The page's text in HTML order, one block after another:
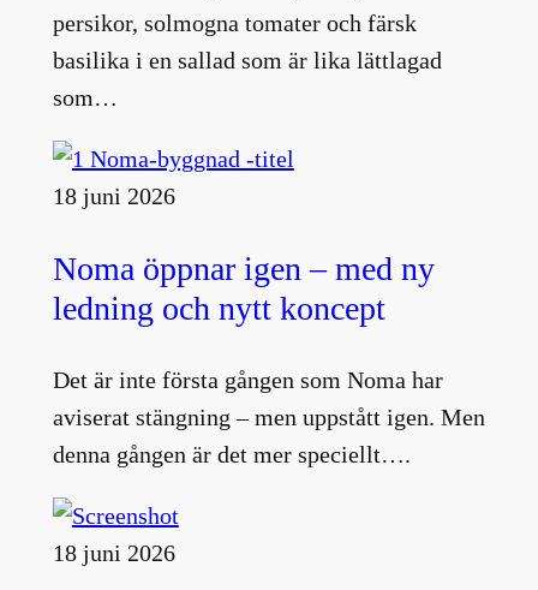
persikor, solmogna tomater och färsk
basilika i en sallad som är lika lättlagad
som…
18 juni 2026
Noma öppnar igen – med ny
ledning och nytt koncept
Det är inte första gången som Noma har
aviserat stängning – men uppstått igen. Men
denna gången är det mer speciellt….
18 juni 2026